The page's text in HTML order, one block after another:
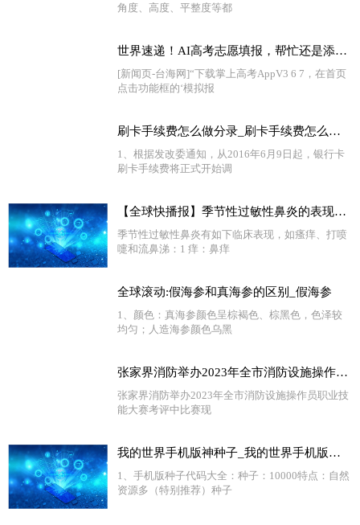
角度、高度、平整度等都
世界速递！AI高考志愿填报，帮忙还是添乱？
[新闻页-台海网]“下载掌上高考AppV3 6 7，在首页
点击功能框的‘模拟报
刷卡手续费怎么做分录_刷卡手续费怎么算|环球热闻
1、根据发改委通知，从2016年6月9日起，银行卡
刷卡手续费将正式开始调
【全球快播报】季节性过敏性鼻炎的表现有哪些_季节性过敏性鼻炎的表现
季节性过敏性鼻炎有如下临床表现，如瘙痒、打喷
嚏和流鼻涕：1 痒：鼻痒
全球滚动:假海参和真海参的区别_假海参
1、颜色：真海参颜色呈棕褐色、棕黑色，色泽较
均匀；人造海参颜色乌黑
张家界消防举办2023年全市消防设施操作员职业技能大赛 天天视点
张家界消防举办2023年全市消防设施操作员职业技
能大赛考评中比赛现
我的世界手机版神种子_我的世界手机版种子 天天短讯
1、手机版种子代码大全：种子：10000特点：自然
资源多（特别推荐）种子